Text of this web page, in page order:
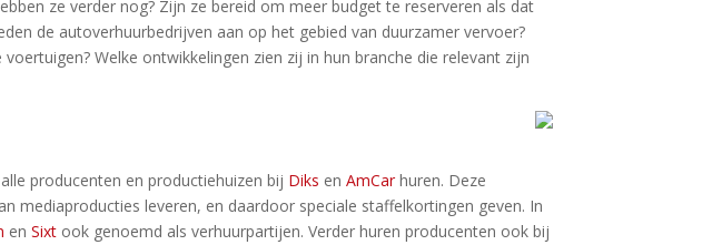
ze verder nog? Zijn ze bereid om meer budget te reserveren als dat
de autoverhuurbedrijven aan op het gebied van duurzamer vervoer?
Welke ontwikkelingen zien zij in hun branche die relevant zijn
producenten en productiehuizen bij Diks en AmCarhuren. Deze
mediaproducties leveren, en daardoor speciale staffelkortingen geven. In
en Sixtook genoemd als verhuurpartijen. Verder huren producenten ook bij